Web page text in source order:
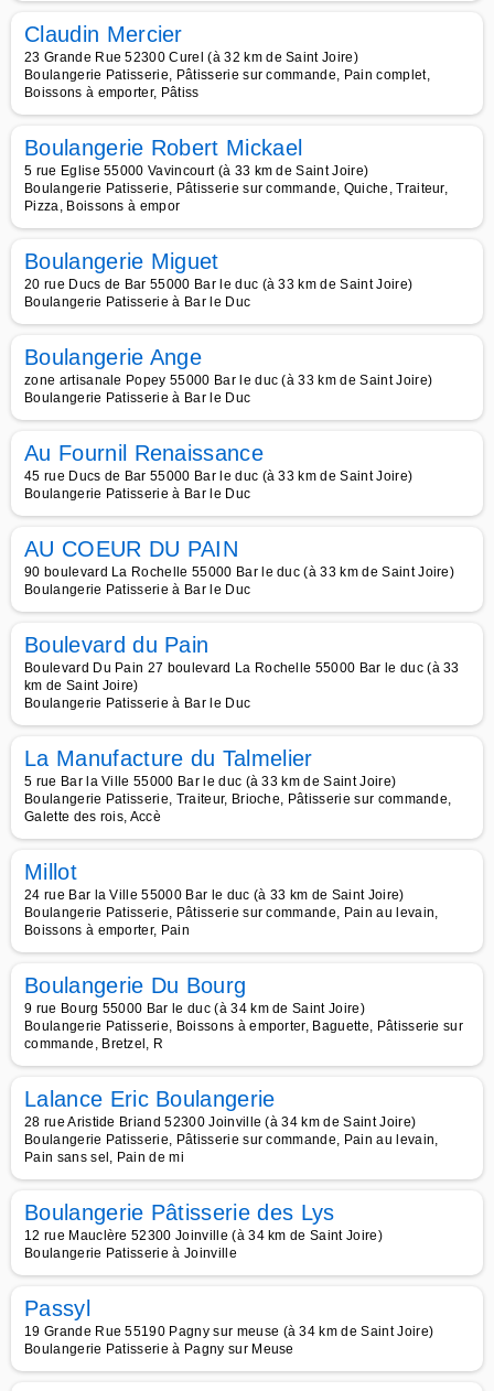
Claudin Mercier
23 Grande Rue 52300 Curel (à 32 km de Saint Joire)
Boulangerie Patisserie, Pâtisserie sur commande, Pain complet,
Boissons à emporter, Pâtiss
Boulangerie Robert Mickael
5 rue Eglise 55000 Vavincourt (à 33 km de Saint Joire)
Boulangerie Patisserie, Pâtisserie sur commande, Quiche, Traiteur,
Pizza, Boissons à empor
Boulangerie Miguet
20 rue Ducs de Bar 55000 Bar le duc (à 33 km de Saint Joire)
Boulangerie Patisserie à Bar le Duc
Boulangerie Ange
zone artisanale Popey 55000 Bar le duc (à 33 km de Saint Joire)
Boulangerie Patisserie à Bar le Duc
Au Fournil Renaissance
45 rue Ducs de Bar 55000 Bar le duc (à 33 km de Saint Joire)
Boulangerie Patisserie à Bar le Duc
AU COEUR DU PAIN
90 boulevard La Rochelle 55000 Bar le duc (à 33 km de Saint Joire)
Boulangerie Patisserie à Bar le Duc
Boulevard du Pain
Boulevard Du Pain 27 boulevard La Rochelle 55000 Bar le duc (à 33
km de Saint Joire)
Boulangerie Patisserie à Bar le Duc
La Manufacture du Talmelier
5 rue Bar la Ville 55000 Bar le duc (à 33 km de Saint Joire)
Boulangerie Patisserie, Traiteur, Brioche, Pâtisserie sur commande,
Galette des rois, Accè
Millot
24 rue Bar la Ville 55000 Bar le duc (à 33 km de Saint Joire)
Boulangerie Patisserie, Pâtisserie sur commande, Pain au levain,
Boissons à emporter, Pain
Boulangerie Du Bourg
9 rue Bourg 55000 Bar le duc (à 34 km de Saint Joire)
Boulangerie Patisserie, Boissons à emporter, Baguette, Pâtisserie sur
commande, Bretzel, R
Lalance Eric Boulangerie
28 rue Aristide Briand 52300 Joinville (à 34 km de Saint Joire)
Boulangerie Patisserie, Pâtisserie sur commande, Pain au levain,
Pain sans sel, Pain de mi
Boulangerie Pâtisserie des Lys
12 rue Mauclère 52300 Joinville (à 34 km de Saint Joire)
Boulangerie Patisserie à Joinville
Passyl
19 Grande Rue 55190 Pagny sur meuse (à 34 km de Saint Joire)
Boulangerie Patisserie à Pagny sur Meuse